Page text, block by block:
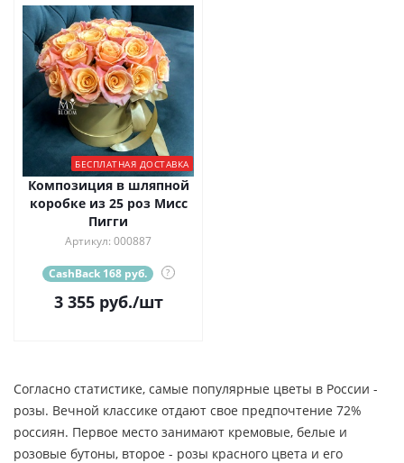
БЕСПЛАТНАЯ ДОСТАВКА
Композиция в шляпной
коробке из 25 роз Мисс
Пигги
Артикул: 000887
CashBack 168 руб. ?
3 355руб./шт
Согласно статистике, самые популярные цветы в России -
розы. Вечной классике отдают свое предпочтение 72%
россиян. Первое место занимают кремовые, белые и
розовые бутоны, второе - розы красного цвета и его